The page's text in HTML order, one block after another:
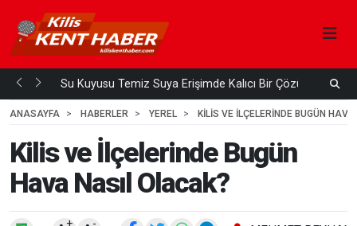
Su Kuyusu Temiz Suya Erişimde Kalıcı Bir Çözüm
3
ANASAYFA HABERLER YEREL KILIS VE İLÇELERINDE BUGÜN
Kilis ve İlçelerinde Bugün
Hava Nasıl Olacak?